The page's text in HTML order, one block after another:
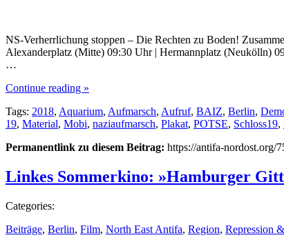
NS-Verherrlichung stoppen – Die Rechten zu Boden!
Alexanderplatz (Mitte) 09:30 Uhr | Hermannplatz (Neukölln)
…
Continue reading »
Tags: 2018, Aquarium, Aufmarsch, Aufruf, BAIZ, Berlin,
19, Material, Mobi, naziaufmarsch, Plakat, POTSE, Schloss19,
Permanentlink zu diesem Beitrag: https://antifa-nordost.org/
Linkes Sommerkino: »Hamburger
Categories:
Beiträge, Berlin, Film, North East Antifa, Region, Repression